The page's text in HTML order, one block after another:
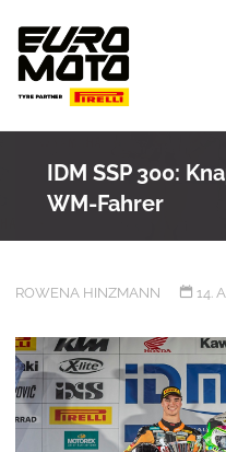
content
IDM SSP 300:
WM-Fahrer
ROWENA HINZMANN 14.